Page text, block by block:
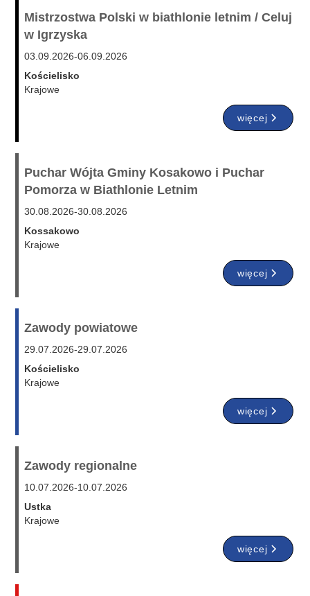
Mistrzostwa Polski w biathlonie letnim / Celuj
w Igrzyska
03.09.2026-06.09.2026
Kościelisko
Krajowe
więcej
Puchar Wójta Gminy Kosakowo i Puchar
Pomorza w Biathlonie Letnim
30.08.2026-30.08.2026
Kossakowo
Krajowe
więcej
Zawody powiatowe
29.07.2026-29.07.2026
Kościelisko
Krajowe
więcej
Zawody regionalne
10.07.2026-10.07.2026
Ustka
Krajowe
więcej